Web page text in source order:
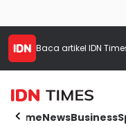
Baca artikel IDN
HomeNewsBusiness